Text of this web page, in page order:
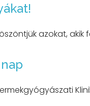
azokat,